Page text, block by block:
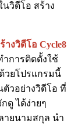
นวิดีโอ สร้าง
งวิดีโอ Cycle8
การติดตั้งใช้
วยโปรแกรมนี้
วอย่างวิดีโอ ที่
ดู ได้ง่ายๆ
ายนามสกุล นำ